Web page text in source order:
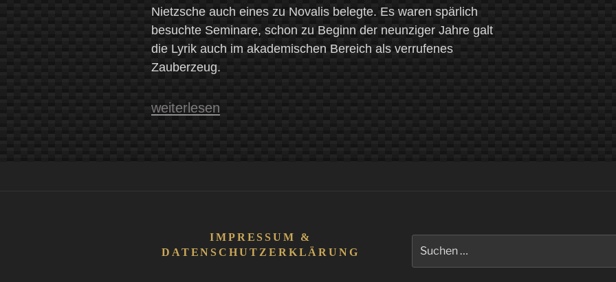
Nietzsche auch eines zu Novalis belegte. Es waren spärlich
besuchte Seminare, schon zu Beginn der neunziger Jahre galt
die Lyrik auch im akademischen Bereich als verrufenes
Zauberzeug.
„Das
Seitenführung
zu
weiterlesen
IMPRESSUM &
DATENSCHUTZERKLÄRUNG
nach: